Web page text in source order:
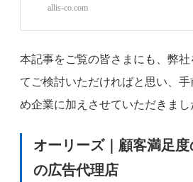
allis-co.com
本記事をご覧の皆さまにも、弊
てご検討いただければと思い、
め企業に加えさせていただきまし
オーリーズ｜ 顧客満足度
の広告代理店